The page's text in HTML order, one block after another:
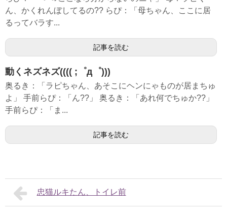
ん、かくれんぼしてるの?? らぴ：「母ちゃん、ここに居
るってバラす...
記事を読む
動くネズネズ(((( ;゜д゜)))
奥るき：「ラピちゃん、あそこにヘンにゃものが居まちゅ
よ」 手前らぴ：「ん??」 奥るき：「あれ何でちゅか??」
手前らぴ：「ま...
記事を読む
忠猫ルキたん、トイレ前